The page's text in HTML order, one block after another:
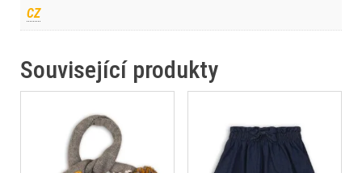
CZ
Související produkty